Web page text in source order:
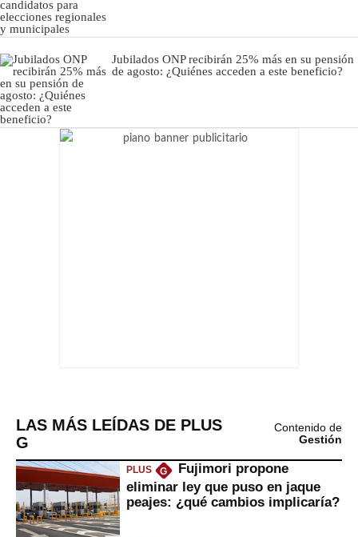
Jubilados ONP recibirán 25% más en su pensión
de agosto: ¿Quiénes acceden a este beneficio?
LAS MÁS LEÍDAS DE PLUS
G
Contenido de
Gestión
PLUS G
Fujimori propone
eliminar ley que puso en jaque
peajes: ¿qué cambios implicaría?